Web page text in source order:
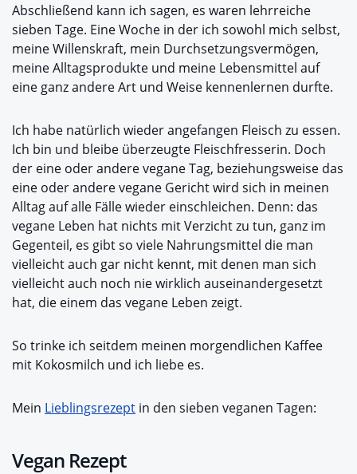
Abschließend kann ich sagen, es waren lehrreiche
sieben Tage. Eine Woche in der ich sowohl mich selbst,
meine Willenskraft, mein Durchsetzungsvermögen,
meine Alltagsprodukte und meine Lebensmittel auf
eine ganz andere Art und Weise kennenlernen durfte.
Ich habe natürlich wieder angefangen Fleisch zu essen.
Ich bin und bleibe überzeugte Fleischfresserin. Doch
der eine oder andere vegane Tag, beziehungsweise das
eine oder andere vegane Gericht wird sich in meinen
Alltag auf alle Fälle wieder einschleichen. Denn: das
vegane Leben hat nichts mit Verzicht zu tun, ganz im
Gegenteil, es gibt so viele Nahrungsmittel die man
vielleicht auch gar nicht kennt, mit denen man sich
vielleicht auch noch nie wirklich auseinandergesetzt
hat, die einem das vegane Leben zeigt.
So trinke ich seitdem meinen morgendlichen Kaffee
mit Kokosmilch und ich liebe es.
Mein Lieblingsrezept in den sieben veganen Tagen:
Vegan Rezept